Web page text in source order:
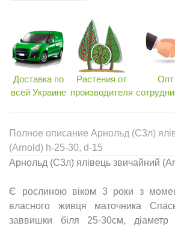
Доставка по
всей Украине
Растения от
производителя
Опт
Полное описание Арнольд (С3л)
(Arnold) h-25-30, d-15
Арнольд (С3л) ялівець звичайний
Є рослиною віком 3 роки з
власного живця маточника
заввишки біля 25-30см,